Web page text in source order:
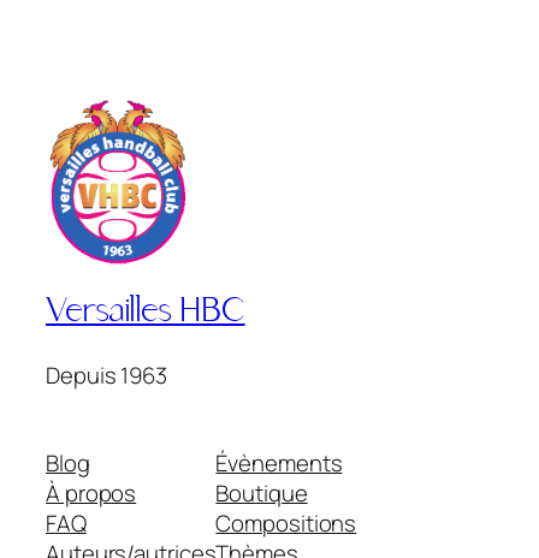
Versailles HBC
Depuis 1963
Blog
À propos
FAQ
Évènements
Boutique
Compositions